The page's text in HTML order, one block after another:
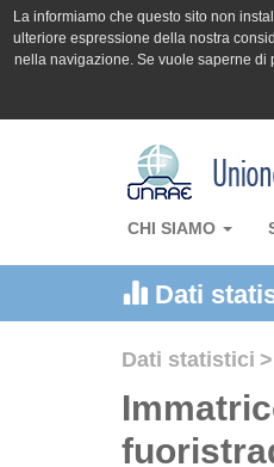
La informiamo che questo sito non
ulteriore espressione della nostra
nella navigazione. Se vuole saperne di
CHI SIAMO
Dati
Dati statistici >